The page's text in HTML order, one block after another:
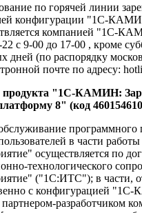
по горячей линии
конфигурации "1C-
компанией "1C-
с 9-00 до 17-00 , кроме
дней (по распорядку
почте по адресу:
продукта "1С-КАМИН:
8" (код
программного
в части
осуществляется по
технологического
("1С:ИТС"); в части,
с конфигурацией
разработчиком